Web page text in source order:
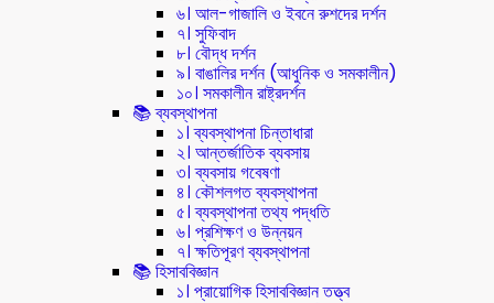
৬। আল-গাজালি ও ইবনে রুশদের দর্শন
৭। সুফিবাদ
৮। বৌদ্ধ দর্শন
৯। বাঙালির দর্শন (আধুনিক ও সমকালীন)
১০। সমকালীন রাষ্ট্রদর্শন
📚 ব্যবস্থাপনা
১। ব্যবস্থাপনা চিন্তাধারা
২। আন্তর্জাতিক ব্যবসায়
৩। ব্যবসায় গবেষণা
৪। কৌশলগত ব্যবস্থাপনা
৫। ব্যবস্থাপনা তথ্য পদ্ধতি
৬। প্রশিক্ষণ ও উন্নয়ন
৭। ক্ষতিপূরণ ব্যবস্থাপনা
📚 হিসাববিজ্ঞান
১। প্রায়োগিক হিসাববিজ্ঞান তত্ত্ব